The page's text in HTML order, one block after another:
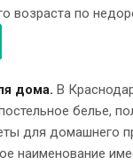
возраста по
дома. В
белье,
для домашнего
наименование